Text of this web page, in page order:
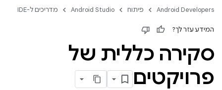
Android Developers פיתוח Android Studio מדריכים ל-IDE
המידע עזר לך?
סקירה כללית של
פרויקטים